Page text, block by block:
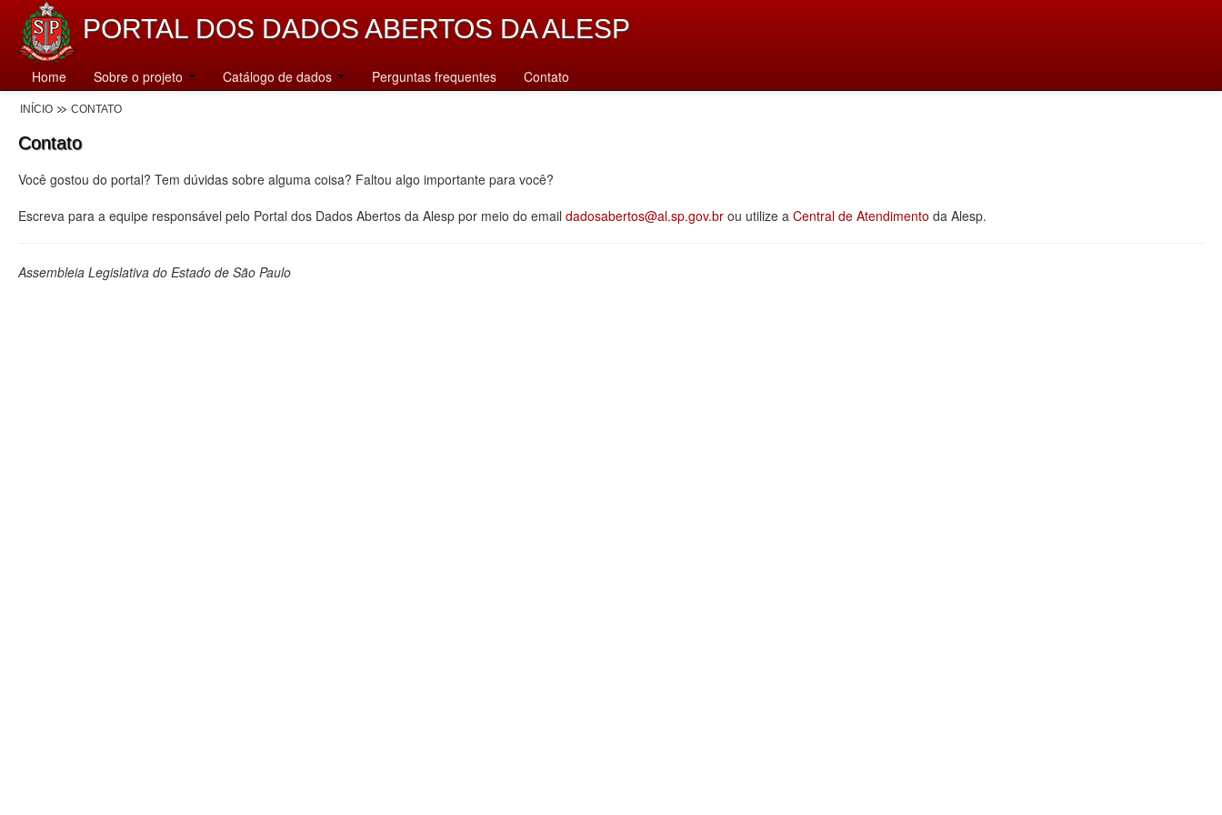
PORTAL DOS DADOS ABERTOS DA ALESP
Home Sobre o projeto Catálogo de dados Perguntas frequentes Contato
INÍCIO CONTATO
Contato
Você gostou do portal? Tem dúvidas sobre alguma coisa? Faltou algo importante para você?
Escreva para a equipe responsável pelo Portal dos Dados Abertos da Alesp por meio do email dadosabertos@al.sp.gov.br ou utilize a Central de Atendimento da Alesp.
Assembleia Legislativa do Estado de São Paulo